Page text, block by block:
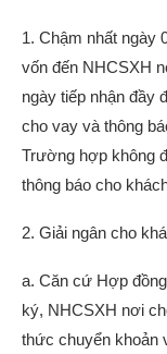
1. Chậm nhất ngày
vốn đến NHCSXH
ngày tiếp nhận đầy
cho vay và thông
Trường hợp không
thông báo cho
2. Giải ngân cho
a. Căn cứ Hợp
ký, NHCSXH nơi
thức chuyển khoản